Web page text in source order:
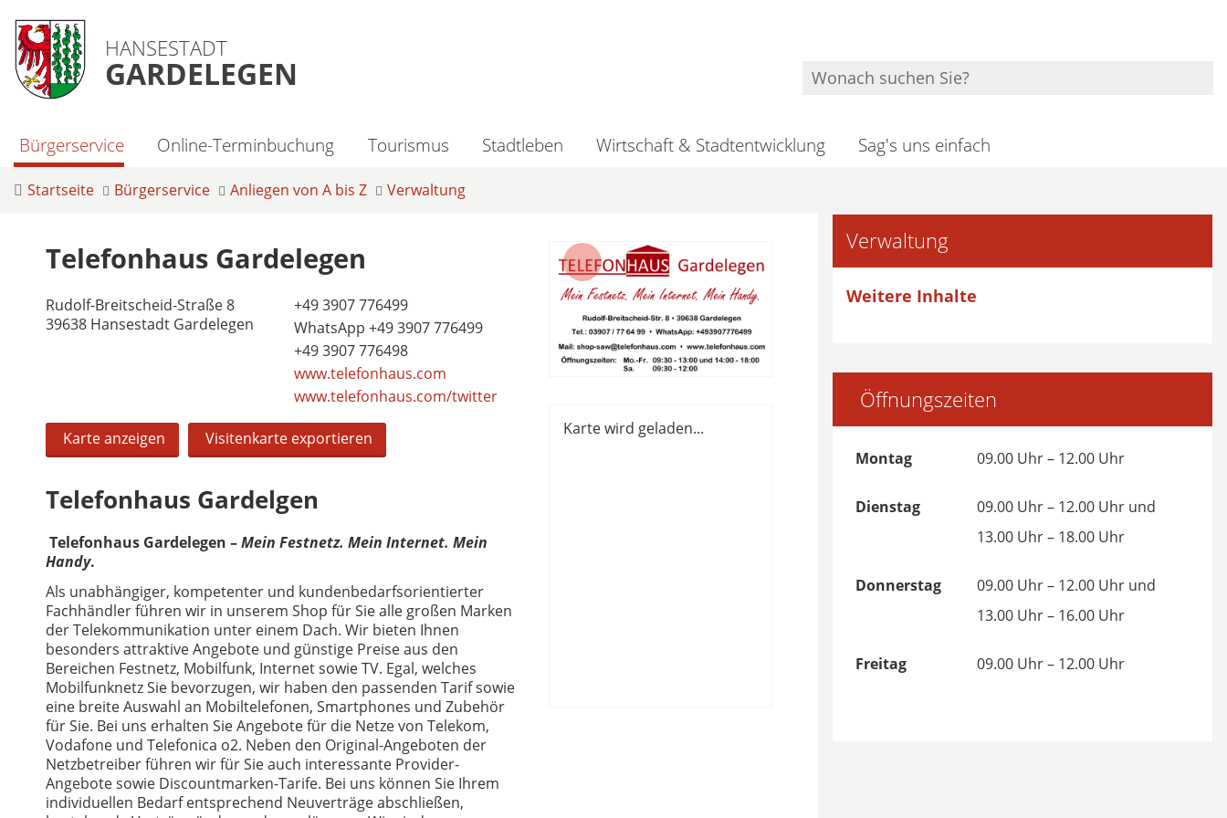
HANSESTADT
GARDELEGEN
Bürgerservice Online-Terminbuchung Tourismus Stadtleben Wirtschaft & Stadtentwicklung Sag's uns einfach
Startseite Bürgerservice Anliegen von A bis Z Verwaltung
Telefonhaus Gardelegen
Rudolf-Breitscheid-Straße 8
39638 Hansestadt Gardelegen
+49 3907 776499
WhatsApp +49 3907 776499
+49 3907 776498
www.telefonhaus.com
www.telefonhaus.com/twitter
Karte anzeigen Visitenkarte exportieren
Telefonhaus Gardelgen
Telefonhaus Gardelegen –Mein Festnetz. Mein Internet. Mein
Handy.
Als unabhängiger, kompetenter und kundenbedarfsorientierter
Fachhändler führen wir in unserem Shop für Sie alle großen Marken
der Telekommunikation unter einem Dach. Wir bieten Ihnen
besonders attraktive Angebote und günstige Preise aus den
Bereichen Festnetz, Mobilfunk, Internet sowie TV. Egal, welches
Mobilfunknetz Sie bevorzugen, wir haben den passenden Tarif sowie
eine breite Auswahl an Mobiltelefonen, Smartphones und Zubehör
für Sie. Bei uns erhalten Sie Angebote für die Netze von Telekom,
Vodafone und Telefonica o2. Neben den Original-Angeboten der
Netzbetreiber führen wir für Sie auch interessante Provider-
Angebote sowie Discountmarken-Tarife. Bei uns können Sie Ihrem
individuellen Bedarf entsprechend Neuverträge abschließen,
Karte wird geladen...
Verwaltung
Weitere Inhalte
Öffnungszeiten
Montag 09.00 Uhr – 12.00 Uhr
Dienstag
09.00 Uhr – 12.00 Uhr und
13.00 Uhr – 18.00 Uhr
Donnerstag
09.00 Uhr – 12.00 Uhr und
13.00 Uhr – 16.00 Uhr
Freitag 09.00 Uhr – 12.00 Uhr